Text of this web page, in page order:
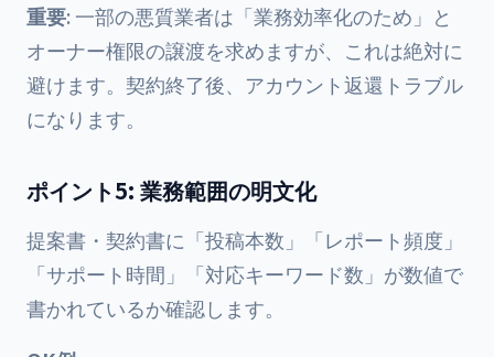
重要: 一部の悪質業者は「業務効率化のため」と
オーナー権限の譲渡を求めますが、これは絶対に
避けます。契約終了後、アカウント返還トラブル
になります。
ポイント5: 業務範囲の明文化
提案書・契約書に「投稿本数」「レポート頻度」
「サポート時間」「対応キーワード数」が数値で
書かれているか確認します。